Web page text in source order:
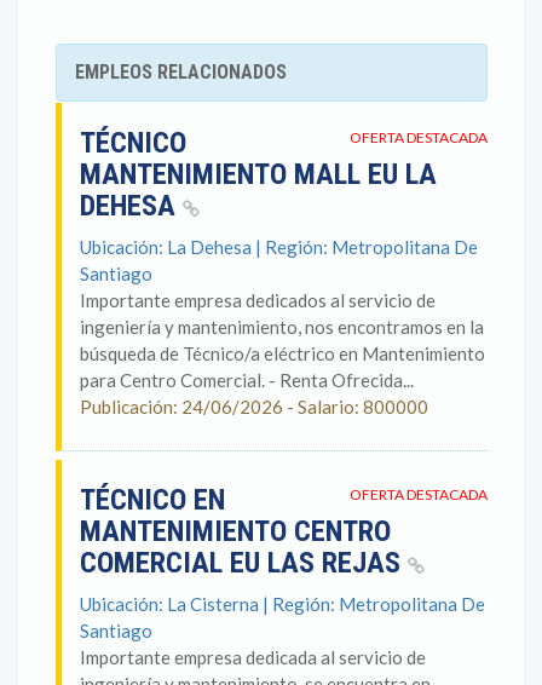
EMPLEOS RELACIONADOS
OFERTA DESTACADA
TÉCNICO
MANTENIMIENTO MALL EU LA
DEHESA
Ubicación: La Dehesa | Región: Metropolitana De
Santiago
Importante empresa dedicados al servicio de
ingeniería y mantenimiento, nos encontramos en la
búsqueda de Técnico/a eléctrico en Mantenimiento
para Centro Comercial. - Renta Ofrecida...
Publicación: 24/06/2026 - Salario: 800000
OFERTA DESTACADA
TÉCNICO EN
MANTENIMIENTO CENTRO
COMERCIAL EU LAS REJAS
Ubicación: La Cisterna | Región: Metropolitana De
Santiago
Importante empresa dedicada al servicio de